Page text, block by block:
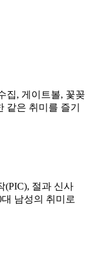
집, 게이트볼, 꽃꽂
은 취미를 즐기
(PIC), 절과 신사
남성의 취미로